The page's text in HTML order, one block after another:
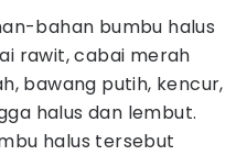
bahan bumbu halus
rawit, cabai merah
bawang putih, kencur,
halus dan lembut.
halus tersebut